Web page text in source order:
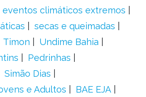
eventos climáticos extremos
secas e queimadas
Timon
Undime Bahia
Pedrinhas
Simão Dias
e Adultos
BAE EJA